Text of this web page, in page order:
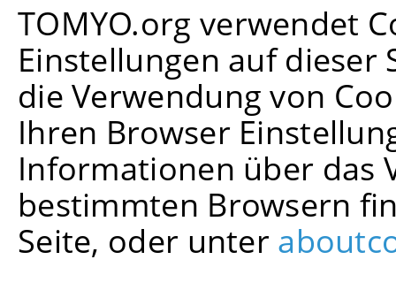
TOMYO.org verwendet
Einstellungen auf dieser
die Verwendung von
Ihren Browser
Informationen über das
bestimmten Browsern
Seite, oder unter